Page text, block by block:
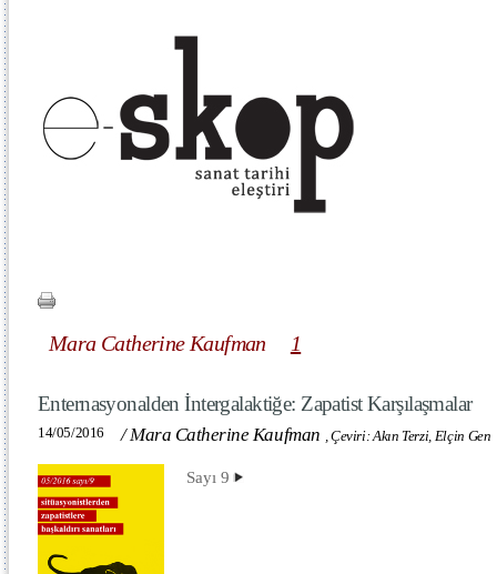
Mara Catherine Kaufman 1
Enternasyonalden İntergalaktiğe: Zapatist Karşılaşmalar
14/05/2016 /Mara Catherine Kaufman ,Çeviri: Akın Terzi, Elçin Gen
Sayı 9